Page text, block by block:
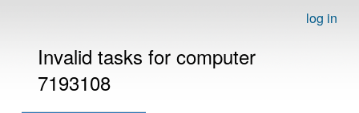
log in
Invalid tasks for computer
7193108